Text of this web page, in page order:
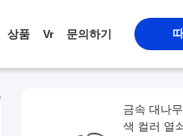
상품 Vr 문의하기
금속 대나
색 컬러 열